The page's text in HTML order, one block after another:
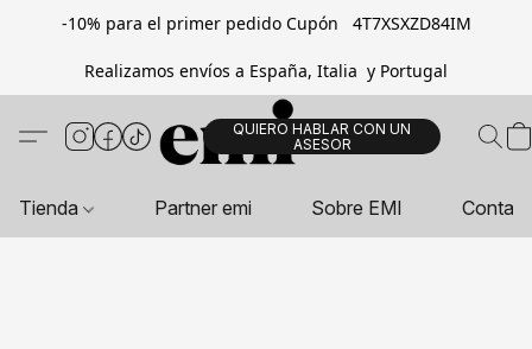
-10% para el primer pedido Cupón 4T7XSXZD84IM
Realizamos envíos a España, Italia y Portugal
QUIERO HABLAR CON UN
ASESOR
Tienda Partner emi Sobre EMI